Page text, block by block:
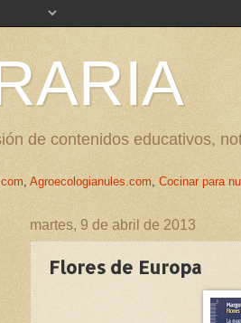
de contenidos educativos,
, Agroecologianules.com, Cocinar para
martes, 9 de abril de 2013
Flores de Europa